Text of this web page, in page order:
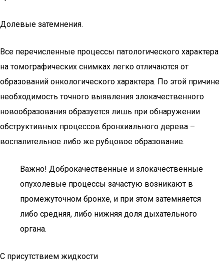
Долевые затемнения.
Все перечисленные процессы патологического характера
на томографических снимках легко отличаются от
образований онкологического характера. По этой причине
необходимость точного выявления злокачественного
новообразования образуется лишь при обнаружении
обструктивных процессов бронхиального дерева –
воспалительное либо же рубцовое образование.
Важно! Доброкачественные и злокачественные
опухолевые процессы зачастую возникают в
промежуточном бронхе, и при этом затемняется
либо средняя, либо нижняя доля дыхательного
органа.
С присутствием жидкости